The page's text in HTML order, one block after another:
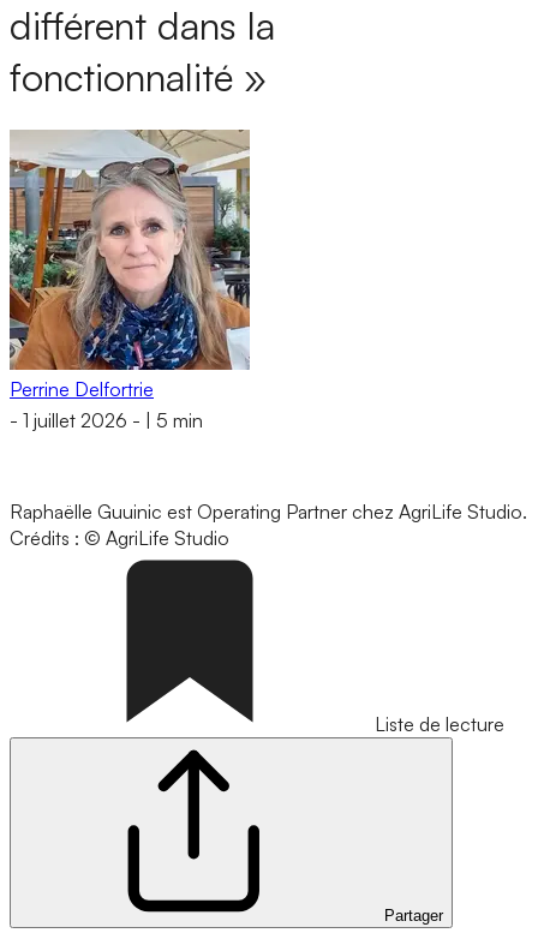
différent dans la
fonctionnalité »
Perrine Delfortrie
- 1 juillet 2026 - 5 min
Raphaëlle Guuinic est Operating Partner chez AgriLife Studio.
Crédits : © AgriLife Studio
Liste de lecture
Partager